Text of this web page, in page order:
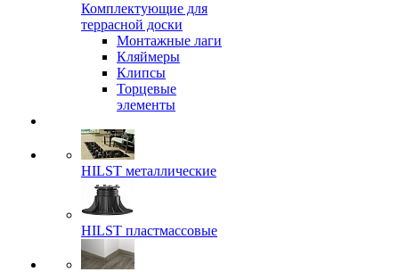
Комплектующие для
террасной доски
Монтажные лаги
Кляймеры
Клипсы
Торцевые
элементы
HILST металлические
HILST пластмассовые